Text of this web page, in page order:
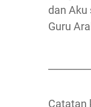
dan Aku
Guru
Catatan